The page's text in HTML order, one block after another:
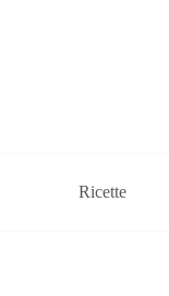
Ricette